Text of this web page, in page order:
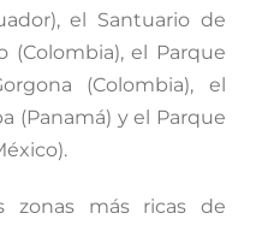
el Santuario de
(Colombia), el Parque
(Colombia), el
(Panamá) y el Parque
zonas más ricas de